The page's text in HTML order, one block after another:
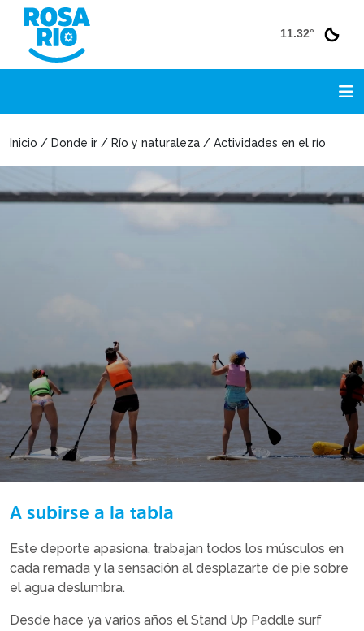
11.32°
Inicio / Donde ir / Río y naturaleza / Actividades en el río
A subirse a la tabla
Este deporte apasiona, trabajan todos los músculos en
cada remada y la sensación al desplazarte de pie sobre
el agua deslumbra.
Desde hace ya varios años el Stand Up Paddle surf